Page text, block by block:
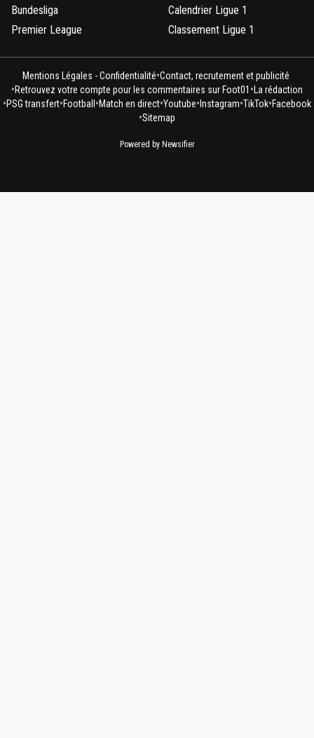
Bundesliga
Premier League
Calendrier Ligue 1
Classement Ligue 1
Mentions Légales - Confidentialité•Contact, recrutement et publicité
•Retrouvez votre compte pour les commentaires sur Foot01 •La rédaction
•PSG transfert•Football •Match en direct•Youtube• Instagram•TikTok•Facebook
•Sitemap
Powered by Newsifier